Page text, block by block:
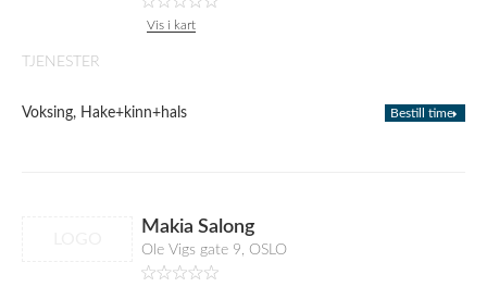
Vis i kart
TJENESTER
Voksing, Hake+kinn+hals Bestill time
Makia Salong
Ole Vigs gate 9, OSLO